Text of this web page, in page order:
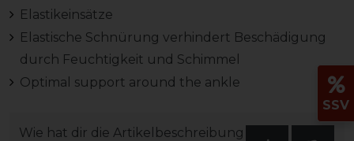
Elastikeinsätze
Elastische Schnürung verhindert Beschädigung
durch Feuchtigkeit und Schimmel
Optimal support around the ankle
Wie hat dir die Artikelbeschreibung
SSV